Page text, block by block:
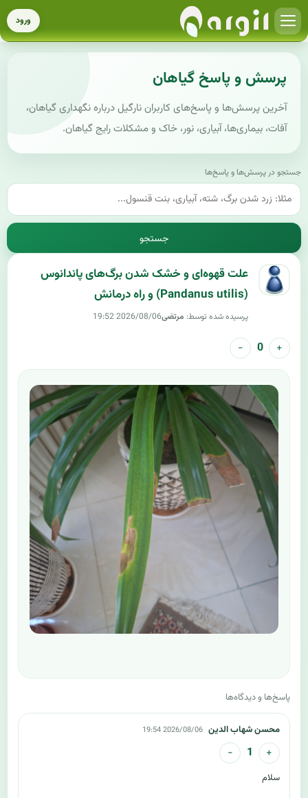
ورود
پرسش و پاسخ گیاهان
آخرین پرسش‌ها و پاسخ‌های کاربران نارگیل درباره نگهداری گیاهان،
آفات، بیماری‌ها، آبیاری، نور، خاک و مشکلات رایج گیاهان.
جستجو در پرسش‌ها و پاسخ‌ها
جستجو
علت قهوه‌ای و خشک شدن برگ‌های پاندانوس
(Pandanus utilis) و راه درمانش
پرسیده شده توسط: مرتضی2026/08/06 19:52
+
0
−
پاسخ‌ها و دیدگاه‌ها
محسن شهاب الدین 2026/08/06 19:54
+
1
−
سلام